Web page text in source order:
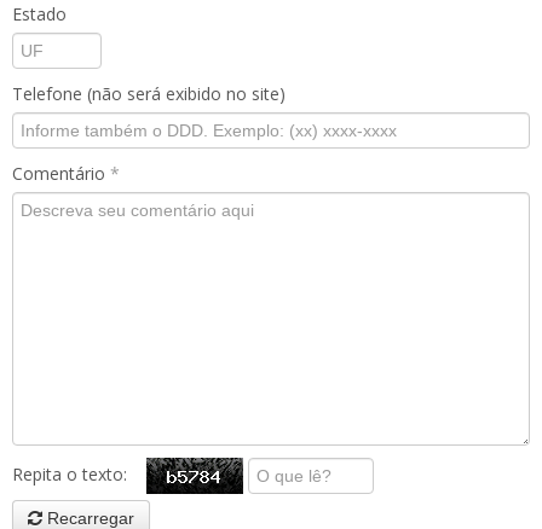
Estado
Telefone (não será exibido no site)
Comentário *
Repita o texto:
Recarregar